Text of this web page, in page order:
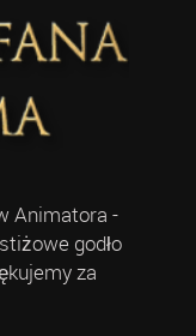
Animatora -
godło
za